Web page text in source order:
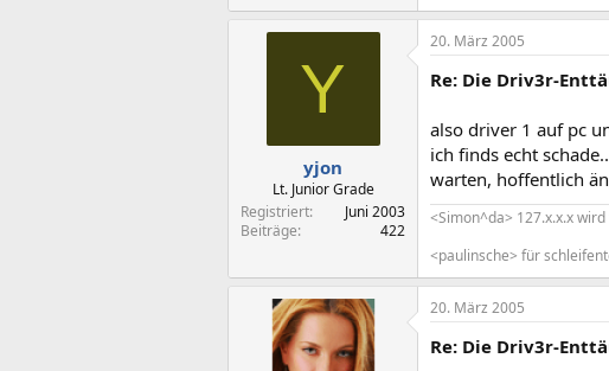
Y
yjon
Lt. Junior Grade
Registriert
Juni 2003
Beiträge
422
20. März 2005
Re: Die Driv3r-
also driver 1 auf pc
ich finds echt
warten, hoffentlich
<Simon^da> 127.x.x.x
<paulinsche> für
20. März 2005
Re: Die Driv3r-